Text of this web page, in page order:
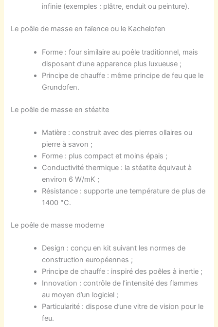
infinie (exemples : plâtre,enduit ou peinture).
Le poêle de masse en faïenceou le Kachelofen
Forme :four similaireau poêle traditionnel, mais
disposant d’une apparence plus luxueuse ;
Principe de chauffe : même principe de feu que le
Grundofen.
Le poêle de masseen stéatite
Matière :construit avec des pierres ollaires ou
pierre à savon ;
Forme : plus compactet moinsépais ;
Conductivité thermique : la stéatite équivaut à
environ 6W/mK ;
Résistance : supporte une température de plus de
1400 °C.
Le poêle de masse moderne
Design :conçu en kit suivant les normes de
constructioneuropéennes ;
Principe de chauffe : inspiré des poêles à inertie ;
Innovation : contrôle de l’intensité des flammes
au moyen d’un logiciel ;
Particularité :dispose d’unevitrede vision pour le
feu.